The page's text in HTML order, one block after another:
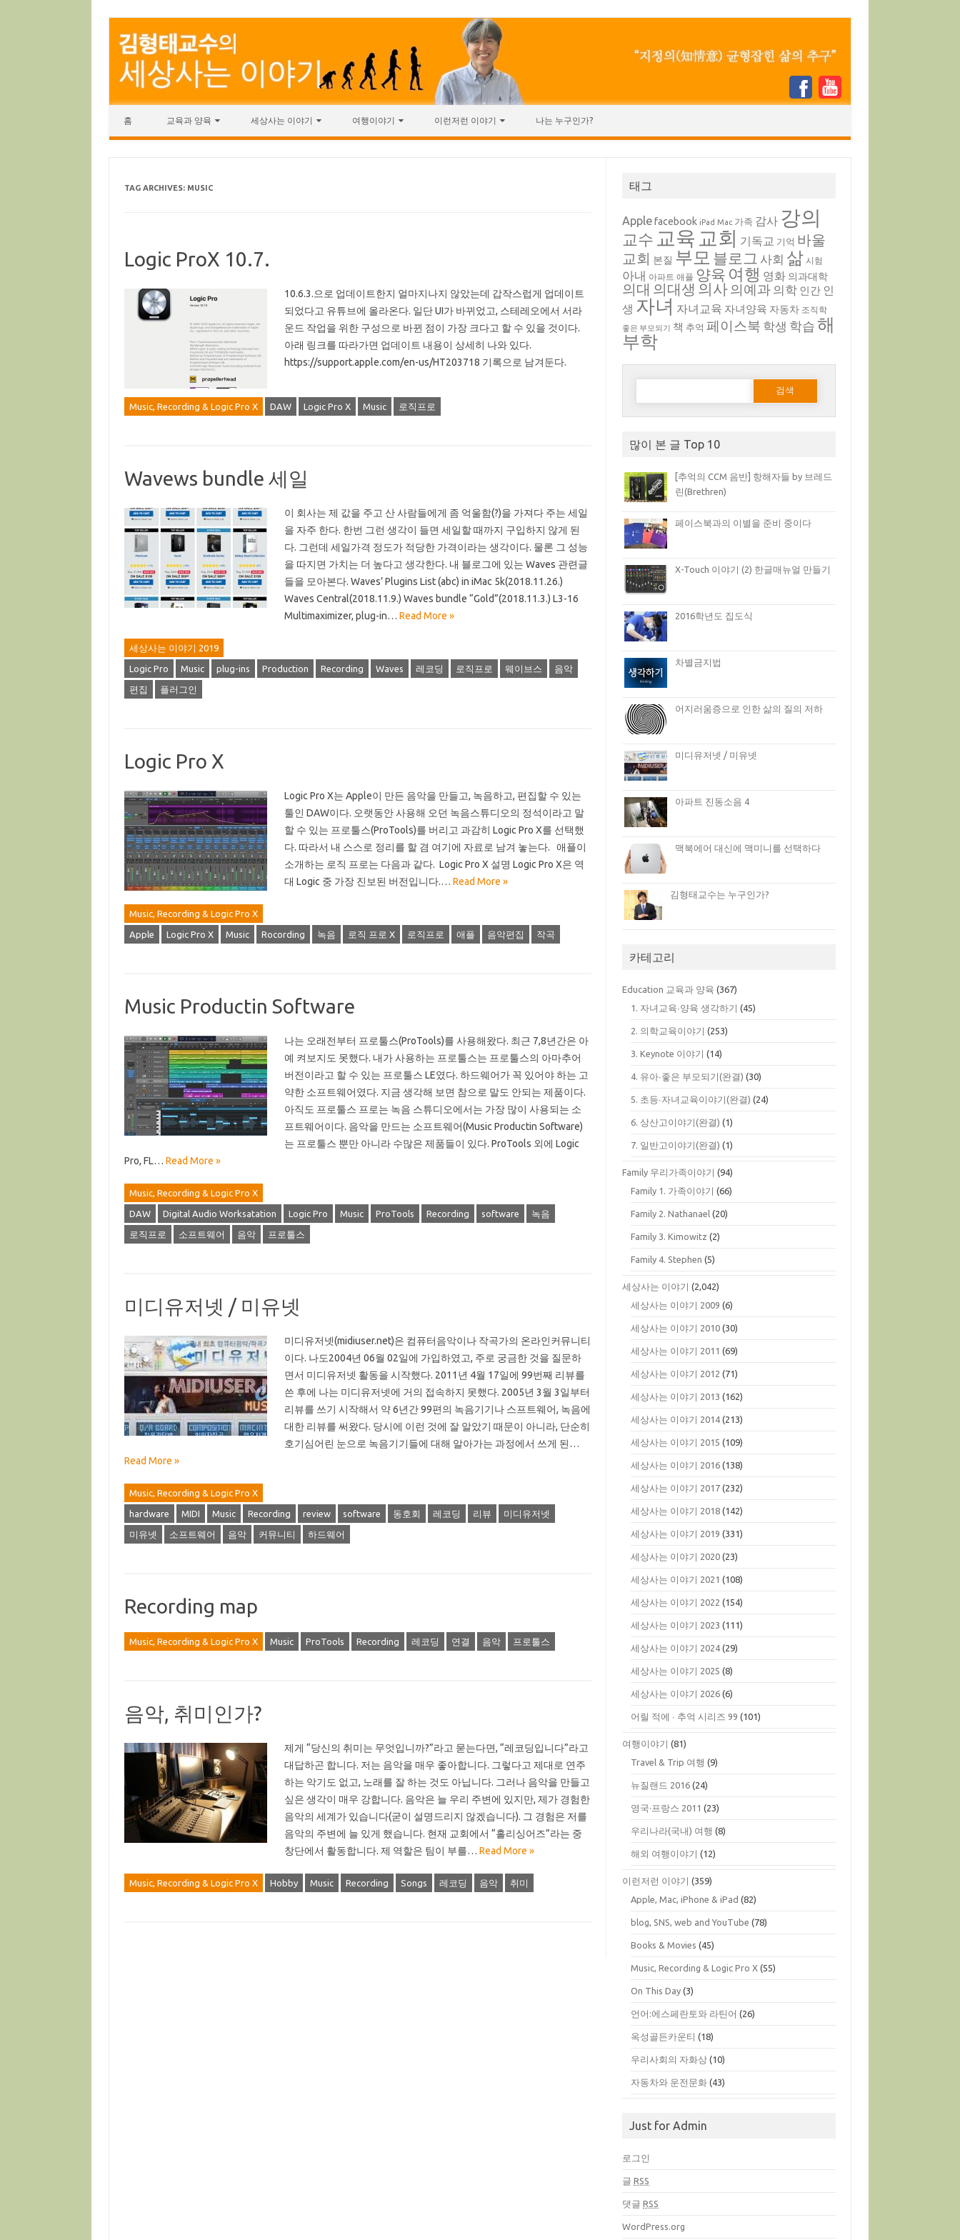
홈 교육과 양육 세상사는 이야기 여행이야기 이런저런 이야기 나는 누구인가?
TAG ARCHIVES: MUSIC
Logic ProX 10.7.
10.6.3.으로 업데이트한지 얼마지나지 않았는데 갑작스럽게 업데이트
되었다고 유튜브에 올라온다. 일단 UI가 바뀌었고, 스테레오에서 서라
운드 작업을 위한 구성으로 바뀐 점이 가장 크다고 할 수 있을 것이다.
아래 링크를 따라가면 업데이트 내용이 상세히 나와 있다.
https://support.apple.com/en-us/HT203718 기록으로 남겨둔다.
Music, Recording & Logic Pro X DAW Logic Pro X Music 로직프로
Wavews bundle 세일
이 회사는 제 값을 주고 산 사람들에게 좀 억울함(?)을 가져다 주는 세일
을 자주 한다. 한번 그런 생각이 들면 세일할 때까지 구입하지 않게 된
다. 그런데 세일가격 정도가 적당한 가격이라는 생각이다. 물론 그 성능
을 따지면 가치는 더 높다고 생각한다. 내 블로그에 있는 Waves 관련글
들을 모아본다. Waves’ Plugins List (abc) in iMac 5k(2018.11.26.)
Waves Central(2018.11.9.) Waves bundle “Gold”(2018.11.3.) L3-16
Multimaximizer, plug-in… Read More »
세상사는 이야기 2019
Logic Pro Music plug-ins Production Recording Waves 레코딩 로직프로 웨이브스 음악
편집 플러그인
Logic Pro X
Logic Pro X는 Apple이 만든 음악을 만들고, 녹음하고, 편집할 수 있는
툴인 DAW이다. 오랫동안 사용해 오던 녹음스튜디오의 정석이라고 말
할 수 있는 프로툴스(ProTools)를 버리고 과감히 Logic Pro X를 선택했
다. 따라서 내 스스로 정리를 할 겸 여기에 자료로 남겨 놓는다. 애플이
소개하는 로직 프로는 다음과 같다. Logic Pro X 설명 Logic Pro X은 역
대 Logic 중 가장 진보된 버전입니다.… Read More »
Music, Recording & Logic Pro X
Apple Logic Pro X Music Rocording 녹음 로직 프로 X 로직프로 애플 음악편집 작곡
Music Productin Software
나는 오래전부터 프로툴스(ProTools)를 사용해왔다. 최근 7,8년간은 아
예 켜보지도 못했다. 내가 사용하는 프로툴스는 프로툴스의 아마추어
버전이라고 할 수 있는 프로툴스 LE였다. 하드웨어가 꼭 있어야 하는 고
약한 소프트웨어였다. 지금 생각해 보면 참으로 말도 안되는 제품이다.
아직도 프로툴스 프로는 녹음 스튜디오에서는 가장 많이 사용되는 소
프트웨어이다. 음악을 만드는 소프트웨어(Music Productin Software)
는 프로툴스 뿐만 아니라 수많은 제품들이 있다. ProTools 외에 Logic
Pro, FL… Read More »
Music, Recording & Logic Pro X
DAW Digital Audio Worksatation Logic Pro Music ProTools Recording software 녹음
로직프로 소프트웨어 음악 프로툴스
미디유저넷 / 미유넷
미디유저넷(midiuser.net)은 컴퓨터음악이나 작곡가의 온라인커뮤니티
이다. 나도2004년 06월 02일에 가입하였고, 주로 궁금한 것을 질문하
면서 미디유저넷 활동을 시작했다. 2011년 4월 17일에 99번째 리뷰를
쓴 후에 나는 미디유저넷에 거의 접속하지 못했다. 2005년 3월 3일부터
리뷰를 쓰기 시작해서 약 6년간 99편의 녹음기기나 스프트웨어, 녹음에
대한 리뷰를 써왔다. 당시에 이런 것에 잘 알았기 때문이 아니라, 단순히
호기심어린 눈으로 녹음기기들에 대해 알아가는 과정에서 쓰게 된…
Read More »
Music, Recording & Logic Pro X
hardware MIDI Music Recording review software 동호회 레코딩 리뷰 미디유저넷
미유넷 소프트웨어 음악 커뮤니티 하드웨어
Recording map
Music, Recording & Logic Pro X Music ProTools Recording 레코딩 연결 음악 프로툴스
음악, 취미인가?
제게 “당신의 취미는 무엇입니까?”라고 묻는다면, “레코딩입니다”라고
대답하곤 합니다. 저는 음악을 매우 좋아합니다. 그렇다고 제대로 연주
하는 악기도 없고, 노래를 잘 하는 것도 아닙니다. 그러나 음악을 만들고
싶은 생각이 매우 강합니다. 음악은 늘 우리 주변에 있지만, 제가 경험한
음악의 세계가 있습니다(굳이 설명드리지 않겠습니다). 그 경험은 저를
음악의 주변에 늘 있게 했습니다. 현재 교회에서 “홀리싱어즈”라는 중
창단에서 활동합니다. 제 역할은 팀이 부를… Read More »
Music, Recording & Logic Pro X Hobby Music Recording Songs 레코딩 음악 취미
태그
Apple facebook iPad Mac 가족 감사 강의
교수 교육 교회 기독교 기억 바울
교회 본질 부모 블로그 사회 삶 시험
아내 아파트 애플 양육 여행 영화 의과대학
의대 의대생 의사의예과 의학 인간 인
생 자녀 자녀교육 자녀양육 자동차 조직학
좋은 부모되기 책 추억 페이스북 학생 학습 해
부학
다음 검색:
많이 본 글 Top 10
[추억의 CCM 음반] 항해자들 by 브레드
린(Brethren)
페이스북과의 이별을 준비 중이다
X-Touch 이야기 (2) 한글매뉴얼 만들기
2016학년도 집도식
차별금지법
어지러움증으로 인한 삶의 질의 저하
미디유저넷 / 미유넷
아파트 진동소음 4
맥북에어 대신에 맥미니를 선택하다
김형태교수는 누구인가?
카테고리
Education 교육과 양육 (367)
1. 자녀교육∙양육 생각하기 (45)
2. 의학교육이야기 (253)
3. Keynote 이야기 (14)
4. 유아∙좋은 부모되기(완결) (30)
5. 초등∙자녀교육이야기(완결) (24)
6. 상산고이야기(완결) (1)
7. 일반고이야기(완결) (1)
Family 우리가족이야기 (94)
Family 1. 가족이야기 (66)
Family 2. Nathanael (20)
Family 3. Kimowitz (2)
Family 4. Stephen (5)
세상사는 이야기 (2,042)
세상사는 이야기 2009 (6)
세상사는 이야기 2010 (30)
세상사는 이야기 2011 (69)
세상사는 이야기 2012 (71)
세상사는 이야기 2013 (162)
세상사는 이야기 2014 (213)
세상사는 이야기 2015 (109)
세상사는 이야기 2016 (138)
세상사는 이야기 2017 (232)
세상사는 이야기 2018 (142)
세상사는 이야기 2019 (331)
세상사는 이야기 2020 (23)
세상사는 이야기 2021 (108)
세상사는 이야기 2022 (154)
세상사는 이야기 2023 (111)
세상사는 이야기 2024 (29)
세상사는 이야기 2025 (8)
세상사는 이야기 2026 (6)
어릴 적에 ∙ 추억 시리즈 99 (101)
여행이야기 (81)
Travel & Trip 여행 (9)
뉴질랜드 2016 (24)
영국·프랑스 2011 (23)
우리나라(국내) 여행 (8)
해외 여행이야기 (12)
이런저런 이야기 (359)
Apple, Mac, iPhone & iPad (82)
blog, SNS, web and YouTube (78)
Books & Movies (45)
Music, Recording & Logic Pro X (55)
On This Day (3)
언어:에스페란토와 라틴어 (26)
옥성골든카운티 (18)
우리사회의 자화상 (10)
자동차와 운전문화 (43)
Just for Admin
로그인
글RSS
댓글RSS
WordPress.org